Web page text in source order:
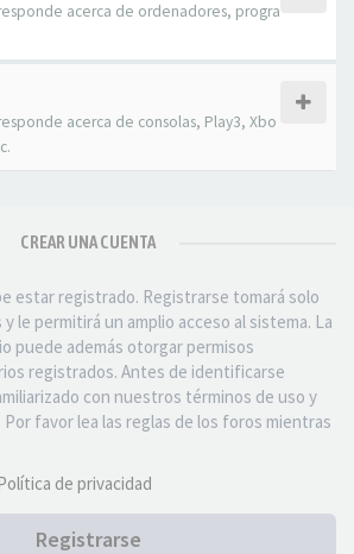
acerca de ordenadores, progra
acerca de consolas, Play3, Xbo
CREAR UNA CUENTA
estar registrado. Registrarse tomará solo
le permitirá un amplio acceso al sistema. La
puede además otorgar permisos
registrados. Antes de identificarse
con nuestros términos de uso y
favor lea las reglas de los foros mientras
de privacidad
Registrarse